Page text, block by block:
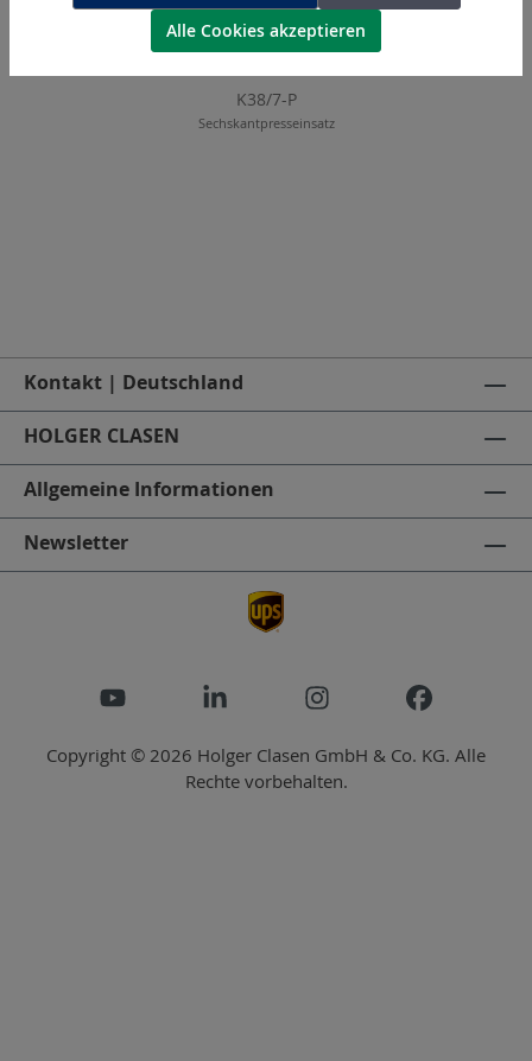
K38/7-P
Sechskantpresseinsatz
Kontakt | Deutschland
HOLGER CLASEN
Allgemeine Informationen
Newsletter
Copyright © 2026 Holger Clasen GmbH & Co. KG. Alle
Rechte vorbehalten.
Alle Cookies akzeptieren